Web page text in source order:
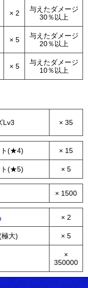
× 2
与えたダメージ
30％以上
× 5
与えたダメージ
20％以上
× 5
与えたダメージ
10％以上
Lv3 × 35
ト(★4) × 15
ト(★5) × 5
× 1500
× 2
大) × 5
×
350000